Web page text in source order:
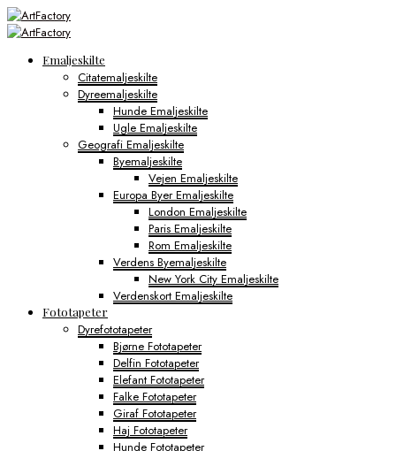
Emaljeskilte
Citatemaljeskilte
Dyreemaljeskilte
Hunde Emaljeskilte
Ugle Emaljeskilte
Geografi Emaljeskilte
Byemaljeskilte
Vejen Emaljeskilte
Europa Byer Emaljeskilte
London Emaljeskilte
Paris Emaljeskilte
Rom Emaljeskilte
Verdens Byemaljeskilte
New York City Emaljeskilte
Verdenskort Emaljeskilte
Fototapeter
Dyrefototapeter
Bjørne Fototapeter
Delfin Fototapeter
Elefant Fototapeter
Falke Fototapeter
Giraf Fototapeter
Haj Fototapeter
Hunde Fototapeter